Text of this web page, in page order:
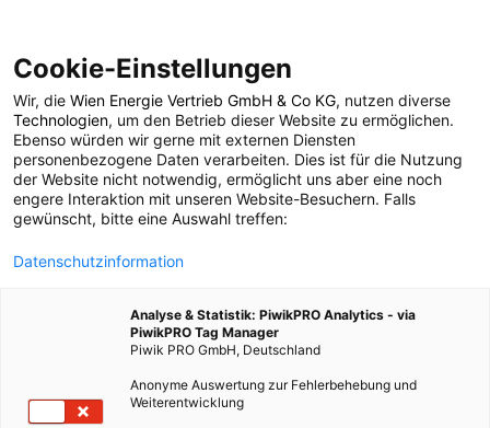
POSTS BY TAG
Zierstrauch
1 BEITRAG
Cookie-Einstellungen
Wir, die Wien Energie Vertrieb GmbH & Co KG, nutzen diverse
Technologien, um den Betrieb dieser Website zu ermöglichen.
Ebenso würden wir gerne mit externen Diensten
personenbezogene Daten verarbeiten. Dies ist für die Nutzung
der Website nicht notwendig, ermöglicht uns aber eine noch
engere Interaktion mit unseren Website-Besuchern. Falls
gewünscht, bitte eine Auswahl treffen:
Datenschutzinformation
Analyse & Statistik: PiwikPRO Analytics - via
PiwikPRO Tag Manager
Piwik PRO GmbH, Deutschland
Anonyme Auswertung zur Fehlerbehebung und
Weiterentwicklung